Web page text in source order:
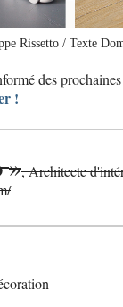
Rissetto / Texte
des
!
», Architecte